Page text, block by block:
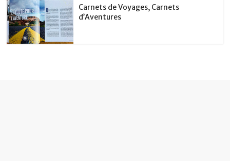
Carnets de Voyages, Carnets
d’Aventures